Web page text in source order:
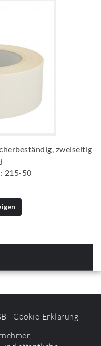
zweiseitig
215-50
Cookie-Erklärung